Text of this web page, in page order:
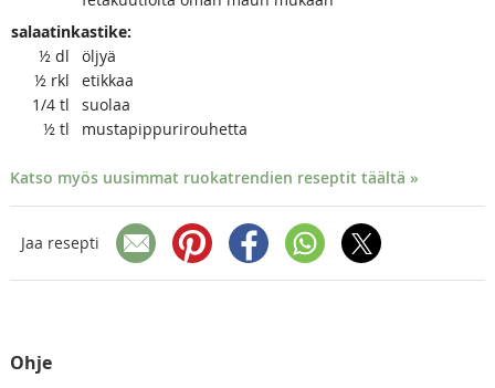
salaatinkastike:
½ dl
öljyä
½ rkl
etikkaa
1/4 tl
suolaa
½ tl mustapippurirouhetta
Katso myös uusimmat ruokatrendien reseptit täältä »
Jaa resepti
Ohje